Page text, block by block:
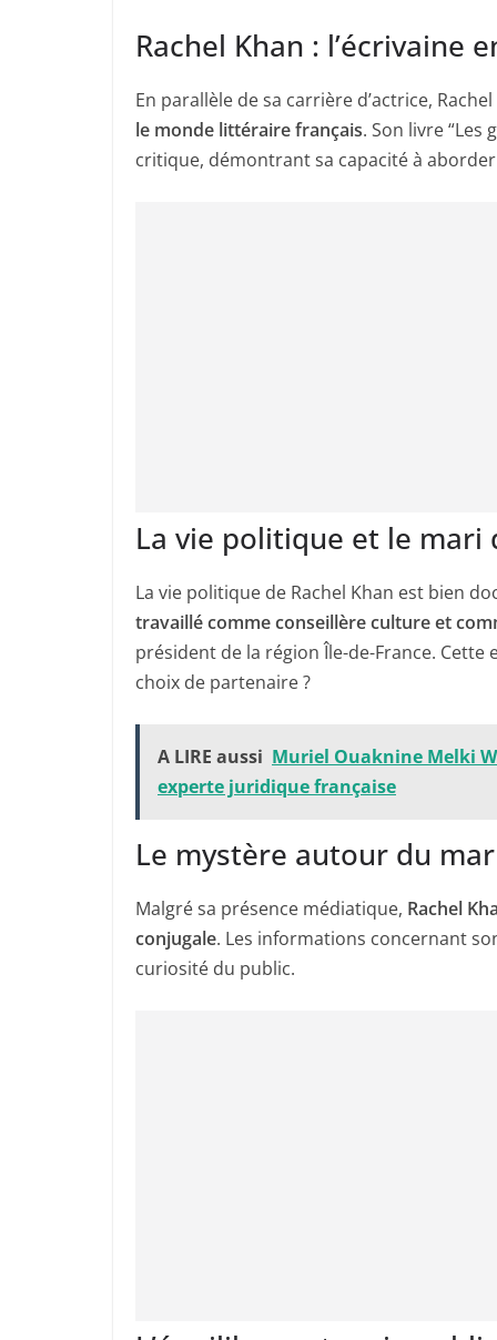
Rachel Khan : l’écrivaine
En parallèle de sa carrière d’actrice,
le monde littéraire français. Son livre “Les
critique, démontrant sa capacité à
La vie politique et le mari
La vie politique de Rachel Khan est bien
travaillé comme conseillère culture et
président de la région Île-de-France.
choix de partenaire ?
A LIRE aussi Muriel Ouaknine Melki
experte juridique française
Le mystère autour du
Malgré sa présence médiatique, Rachel
conjugale. Les informations concernant
curiosité du public.